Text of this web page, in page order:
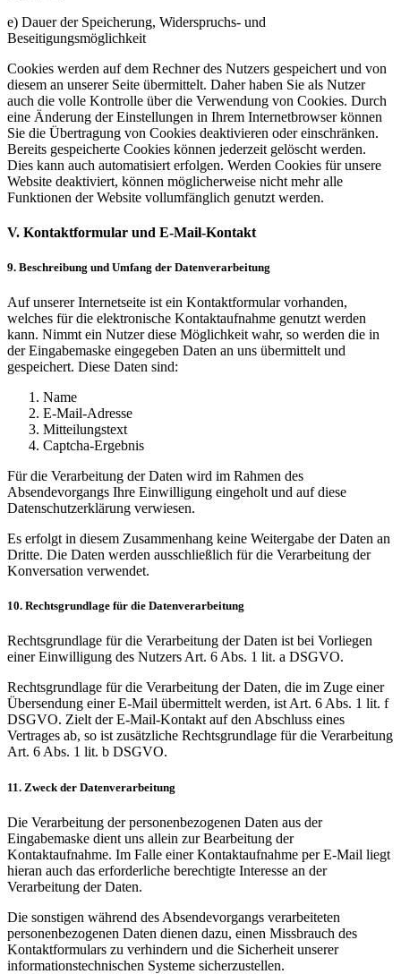
e) Dauer der Speicherung, Widerspruchs- und
Beseitigungsmöglichkeit
Cookies werden auf dem Rechner des Nutzers gespeichert und von
diesem an unserer Seite übermittelt. Daher haben Sie als Nutzer
auch die volle Kontrolle über die Verwendung von Cookies. Durch
eine Änderung der Einstellungen in Ihrem Internetbrowser können
Sie die Übertragung von Cookies deaktivieren oder einschränken.
Bereits gespeicherte Cookies können jederzeit gelöscht werden.
Dies kann auch automatisiert erfolgen. Werden Cookies für unsere
Website deaktiviert, können möglicherweise nicht mehr alle
Funktionen der Website vollumfänglich genutzt werden.
V. Kontaktformular und E-Mail-Kontakt
9. Beschreibung und Umfang der Datenverarbeitung
Auf unserer Internetseite ist ein Kontaktformular vorhanden,
welches für die elektronische Kontaktaufnahme genutzt werden
kann. Nimmt ein Nutzer diese Möglichkeit wahr, so werden die in
der Eingabemaske eingegeben Daten an uns übermittelt und
gespeichert. Diese Daten sind:
Name
E-Mail-Adresse
Mitteilungstext
Captcha-Ergebnis
Für die Verarbeitung der Daten wird im Rahmen des
Absendevorgangs Ihre Einwilligung eingeholt und auf diese
Datenschutzerklärung verwiesen.
Es erfolgt in diesem Zusammenhang keine Weitergabe der Daten an
Dritte. Die Daten werden ausschließlich für die Verarbeitung der
Konversation verwendet.
10. Rechtsgrundlage für die Datenverarbeitung
Rechtsgrundlage für die Verarbeitung der Daten ist bei Vorliegen
einer Einwilligung des Nutzers Art. 6 Abs. 1 lit. a DSGVO.
Rechtsgrundlage für die Verarbeitung der Daten, die im Zuge einer
Übersendung einer E-Mail übermittelt werden, ist Art. 6 Abs. 1 lit. f
DSGVO. Zielt der E-Mail-Kontakt auf den Abschluss eines
Vertrages ab, so ist zusätzliche Rechtsgrundlage für die Verarbeitung
Art. 6 Abs. 1 lit. b DSGVO.
11. Zweck der Datenverarbeitung
Die Verarbeitung der personenbezogenen Daten aus der
Eingabemaske dient uns allein zur Bearbeitung der
Kontaktaufnahme. Im Falle einer Kontaktaufnahme per E-Mail liegt
hieran auch das erforderliche berechtigte Interesse an der
Verarbeitung der Daten.
Die sonstigen während des Absendevorgangs verarbeiteten
personenbezogenen Daten dienen dazu, einen Missbrauch des
Kontaktformulars zu verhindern und die Sicherheit unserer
informationstechnischen Systeme sicherzustellen.